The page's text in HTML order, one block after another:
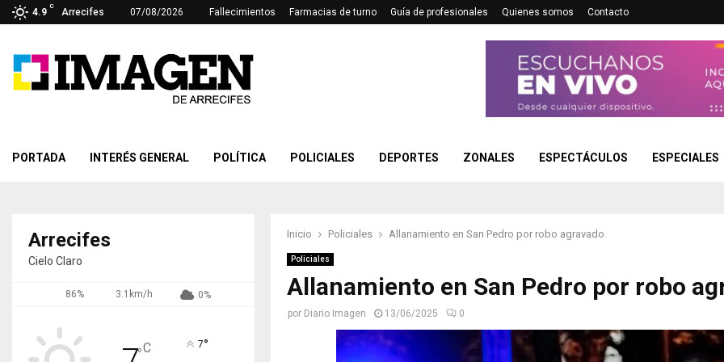
4.9
C
Arrecifes 07/08/2026 Fallecimientos Farmacias de turno Guía de profesionales Quienes somos Contacto
PORTADA INTERÉS GENERAL POLÍTICA POLICIALES DEPORTES ZONALES ESPECTÁCULOS ESPECIALES
Inicio Policiales Allanamiento en San Pedro por robo agravado
Policiales
Allanamiento en San Pedro por robo
por Diario Imagen 13/06/2025 0
Arrecifes
Cielo Claro
86% 3.1km/h 0%
°C 7°